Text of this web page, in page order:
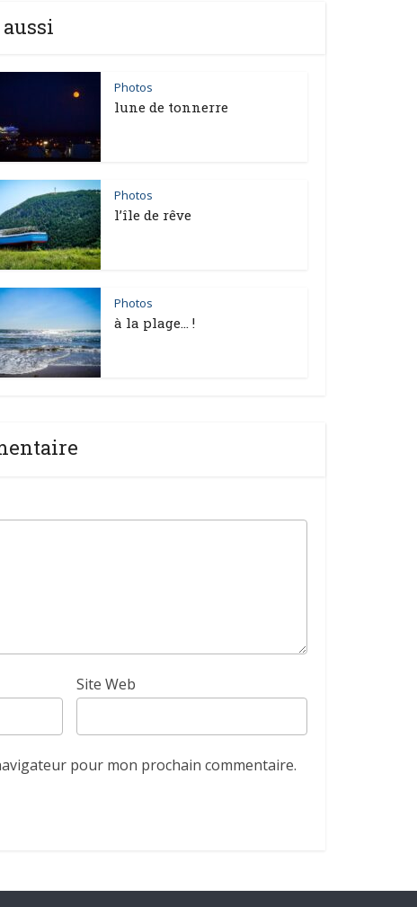
Photos
lune de tonnerre
Photos
l’île de rêve
Photos
à la plage… !
Site Web
pour mon prochain commentaire.